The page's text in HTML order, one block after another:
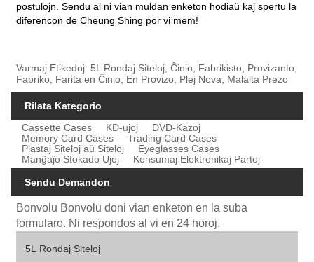
postulojn. Sendu al ni vian muldan enketon hodiaŭ kaj spertu la
diferencon de Cheung Shing por vi mem!
Varmaj Etikedoj: 5L Rondaj Siteloj, Ĉinio, Fabrikisto, Provizanto,
Fabriko, Farita en Ĉinio, En Provizo, Plej Nova, Malalta Prezo
Rilata Kategorio
Cassette Cases
KD-ujoj
DVD-Kazoj
Memory Card Cases
Trading Card Cases
Plastaj Siteloj aŭ Siteloj
Eyeglasses Cases
Manĝaĵo Stokado Ujoj
Konsumaj Elektronikaj Partoj
Sendu Demandon
Bonvolu Bonvolu doni vian enketon en la suba
formularo. Ni respondos al vi en 24 horoj.